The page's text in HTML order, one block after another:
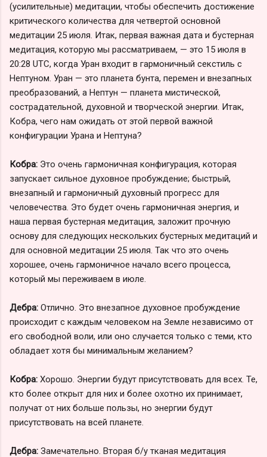
(усилительные) медитации, чтобы обеспечить достижение
критического количества для четвертой основной
медитации 25 июля. Итак, первая важная дата и бустерная
медитация, которую мы рассматриваем, — это 15 июля в
20:28 UTC, когда Уран входит в гармоничный секстиль с
Нептуном. Уран — это планета бунта, перемен и внезапных
преобразований, а Нептун — планета мистической,
сострадательной, духовной и творческой энергии. Итак,
Кобра, чего нам ожидать от этой первой важной
конфигурации Урана и Нептуна?
Кобра: Это очень гармоничная конфигурация, которая
запускает сильное духовное пробуждение; быстрый,
внезапный и гармоничный духовный прогресс для
человечества. Это будет очень гармоничная энергия, и
наша первая бустерная медитация, заложит прочную
основу для следующих нескольких бустерных медитаций и
для основной медитации 25 июля. Так что это очень
хорошее, очень гармоничное начало всего процесса,
который мы переживаем в июле.
Дебра: Отлично. Это внезапное духовное пробуждение
происходит с каждым человеком на Земле независимо от
его свободной воли, или оно случается только с теми, кто
обладает хотя бы минимальным желанием?
Кобра: Хорошо. Энергии будут присутствовать для всех. Те,
кто более открыт для них и более охотно их принимает,
получат от них больше пользы, но энергии будут
присутствовать на всей планете.
Дебра: Замечательно. Вторая б/у тканая медитация